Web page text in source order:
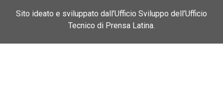
Sito ideato e sviluppato dall’Ufficio Sviluppo dell’Ufficio
Tecnico di Prensa Latina.